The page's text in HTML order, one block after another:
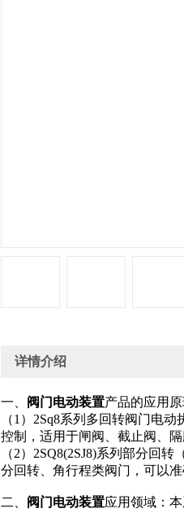
详情介绍
一、 阀门电动装置产品的应用
（1）2Sq8系列多回转阀门电
控制，适用于闸阀、截止阀、隔
（2）2SQ8(2SJ8)系列部分回
分回转、角行程类阀门，可以
二、 阀门电动装置应用领域：